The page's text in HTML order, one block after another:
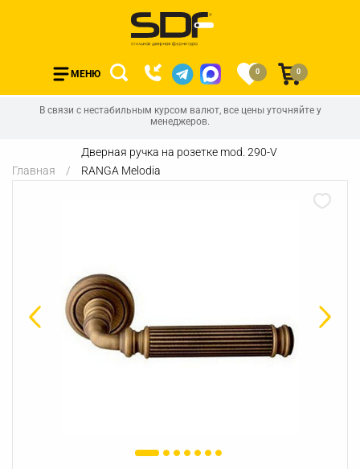
МЕНЮ 0 0
В связи с нестабильным курсом валют, все цены уточняйте у
менеджеров.
Главная
Дверная ручка на розетке mod. 290-V
RANGA Melodia